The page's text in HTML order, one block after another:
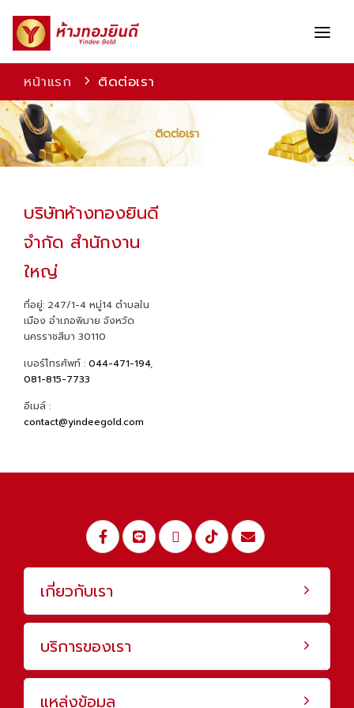
สินค้า
บริการ
หน้าแรก ติดต่อเรา
ติดต่อเรา
บริษัทห้างทองยินดี
จำกัด สำนักงาน
ใหญ่
ที่อยู่: 247/1-4 หมู่14 ตำบลใน
เมือง อำเภอพิมาย จังหวัด
นครราชสีมา 30110
เบอร์โทรศัพท์ : 044-471-194,
081-815-7733
อีเมล์ :
contact@yindeegold.com
เกี่ยวกับเรา
บริการของเรา
แหล่งข้อมูล